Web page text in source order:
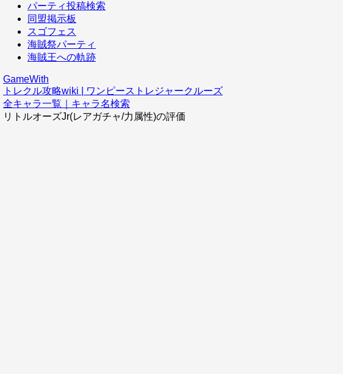
パーティ投稿検索
同盟掲示板
スゴフェス
海賊祭パーティ
海賊王への軌跡
GameWith
トレクル攻略wiki | ワンピーストレジャークルーズ
全キャラ一覧｜キャラ名検索
リトルオーズJr(レアガチャ/力属性)の評価